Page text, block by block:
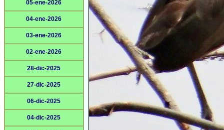
05-ene-2026
04-ene-2026
03-ene-2026
02-ene-2026
28-dic-2025
27-dic-2025
06-dic-2025
04-dic-2025